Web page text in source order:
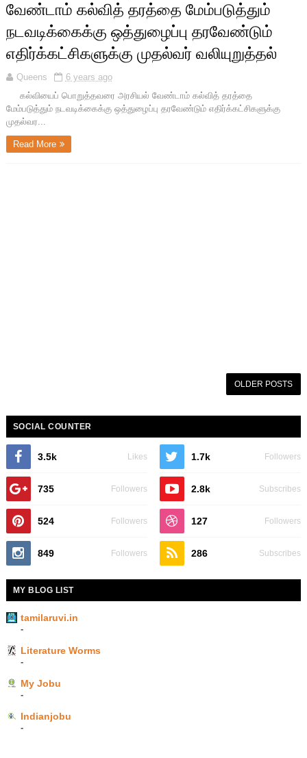
வேண்டாம் கல்வித் தரத்தை மேம்படுத்தும்
நடவடிக்கைக்கு ஒத்துழைப்பு தரவேண்டும்
எதிர்க்கட்சிகளுக்கு முதல்வர் வலியுறுத்தல்
Queens
6 years ago
கல்வியைப் பொறுத்தவரை அரசியல் வேண்டாம் கல்வித் தரத்தை
மேம்படுத்தும் நடவடிக்கைக்கு ஒத்துழைப்பு தரவேண்டும் எதிர்க்கட்சிகளுக்கு
முதல்வர...
Read More
OLDER POSTS
SOCIAL COUNTER
3.5k Likes 1.7k Followers
735 Followers 2.8k Subscribes
524 Followers 127 Followers
849 Followers 286 Subscribes
MY BLOG LIST
tamilaruvi.in
-
Literature Worms
-
My Jobu
-
Indianjobu
-